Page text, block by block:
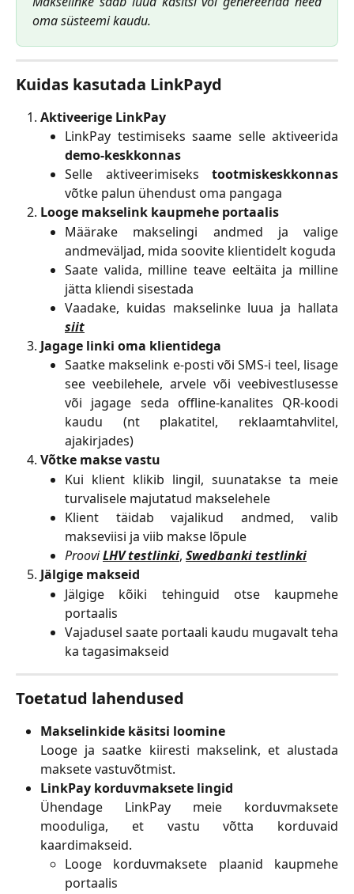
oma süsteemi kaudu.
Kuidas kasutada LinkPayd
Aktiveerige LinkPay
LinkPay testimiseks saame selle aktiveerida
demo-keskkonnas
Selle aktiveerimiseks tootmiskeskkonnas
võtke palun ühendust oma pangaga
Looge makselink kaupmehe portaalis
Määrake makselingi andmed ja valige
andmeväljad, mida soovite klientidelt koguda
Saate valida, milline teave eeltäita ja milline
jätta kliendi sisestada
Vaadake, kuidas makselinke luua ja hallata
siit
Jagage linki oma klientidega
Saatke makselink e-posti või SMS-i teel, lisage
see veebilehele, arvele või veebivestlusesse
või jagage seda offline-kanalites QR-koodi
kaudu (nt plakatitel, reklaamtahvlitel,
ajakirjades)
Võtke makse vastu
Kui klient klikib lingil, suunatakse ta meie
turvalisele majutatud makselehele
Klient täidab vajalikud andmed, valib
makseviisi ja viib makse lõpule
ProoviLHV testlinki, Swedbanki testlinki
Jälgige makseid
Jälgige kõiki tehinguid otse kaupmehe
portaalis
Vajadusel saate portaali kaudu mugavalt teha
ka tagasimakseid
Toetatud lahendused
Makselinkide käsitsi loomine
Looge ja saatke kiiresti makselink, et alustada
maksete vastuvõtmist.
LinkPay korduvmaksete lingid
Ühendage LinkPay meie korduvmaksete
mooduliga, et vastu võtta korduvaid
kaardimakseid.
Looge korduvmaksete plaanid kaupmehe
portaalis